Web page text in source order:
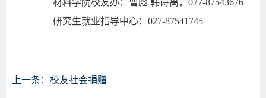
材料学院校友办：曹彪 韩诗禹， 027-87543676
研究生就业指导中心： 027-87541745
上一条： 校友社会捐赠